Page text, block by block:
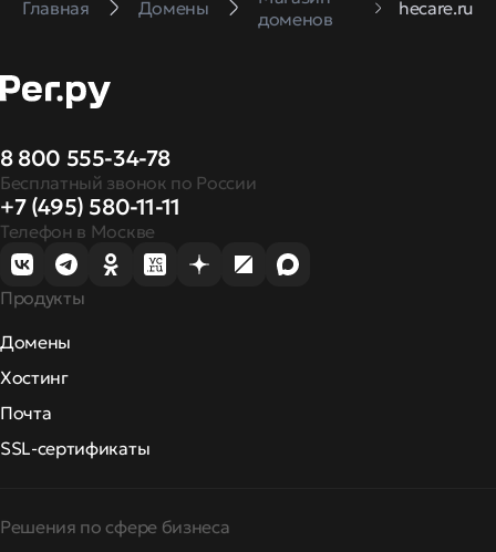
Главная Домены
доменов
hecare.ru
8 800 555-34-78
Бесплатный звонок по России
+7 (495) 580-11-11
Телефон в Москве
Продукты
Домены
Хостинг
Почта
SSL-сертификаты
Решения по сфере бизнеса